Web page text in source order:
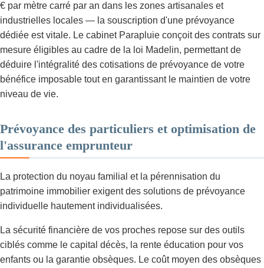
€ par mètre carré par an dans les zones artisanales et
industrielles locales — la souscription d'une prévoyance
dédiée est vitale. Le cabinet Parapluie conçoit des contrats sur
mesure éligibles au cadre de la loi Madelin, permettant de
déduire l'intégralité des cotisations de prévoyance de votre
bénéfice imposable tout en garantissant le maintien de votre
niveau de vie.
Prévoyance des particuliers et optimisation de
l'assurance emprunteur
La protection du noyau familial et la pérennisation du
patrimoine immobilier exigent des solutions de prévoyance
individuelle hautement individualisées.
La sécurité financière de vos proches repose sur des outils
ciblés comme le capital décès, la rente éducation pour vos
enfants ou la garantie obsèques. Le coût moyen des obsèques